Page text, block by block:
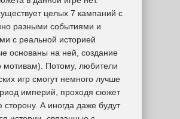
целых 7 кампаний с
разными событиями и
с реальной историей
основаны на ней, создание
мотивам). Потому, любители
игр смогут немного лучше
империй, проходя сюжет
сторону. А иногда даже будут